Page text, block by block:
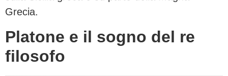
Grecia.
Platone e il sogno del re
filosofo